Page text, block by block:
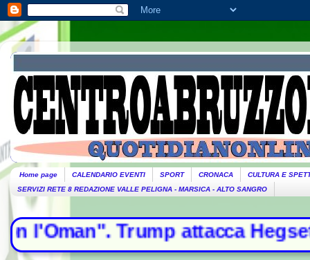
Home page CALENDARIO EVENTI SPORT CRONACA
CULTURA E
SERVIZI RETE 8 REDAZIONE VALLE PELIGNA - MARSICA - ALTO SANGRO
attacca Hegseth - Il